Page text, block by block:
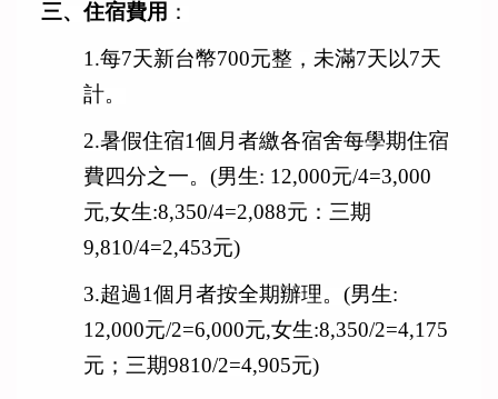
三、住宿費用 ：
1.每7天新台幣700元整，未滿7天以7天
計。
2.暑假住宿1個月者繳各宿舍每學期住宿
費四分之一。(男生: 12,000元/4=3,000
元,女生:8,350/4=2,088元：三期
9,810/4=2,453元)
3.超過1個月者按全期辦理。(男生:
12,000元/2=6,000元,女生:8,350/2=4,175
元；三期9810/2=4,905元)